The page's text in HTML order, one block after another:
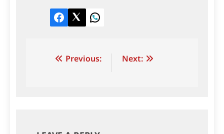
Facebook
TwitterLinkedIn
Post Previous: Next: